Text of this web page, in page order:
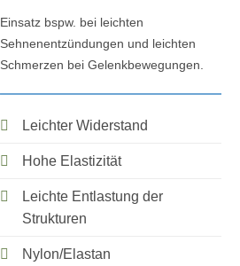
Einsatz bspw. bei leichten
Sehnenentzündungen und leichten
Schmerzen bei Gelenkbewegungen.
Leichter Widerstand
Hohe Elastizität
Leichte Entlastung der
Strukturen
Nylon/Elastan